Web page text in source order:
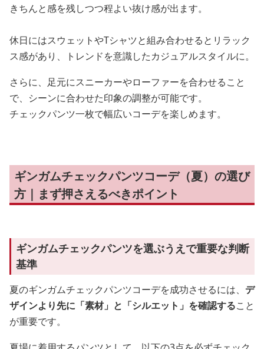
きちんと感を残しつつ程よい抜け感が出ます。
休日にはスウェットやTシャツと組み合わせるとリラック
ス感があり、トレンドを意識したカジュアルスタイルに。
さらに、足元にスニーカーやローファーを合わせること
で、シーンに合わせた印象の調整が可能です。
チェックパンツ一枚で幅広いコーデを楽しめます。
ギンガムチェックパンツコーデ（夏）の選び
方｜まず押さえるべきポイント
ギンガムチェックパンツを選ぶうえで重要な判断
基準
夏のギンガムチェックパンツコーデを成功させるには、 デ
ザインより先に「素材」と「シルエット」を確認すること
が重要です。